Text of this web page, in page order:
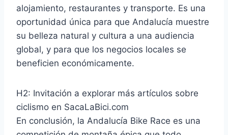
alojamiento, restaurantes y transporte. Es una
oportunidad única para que Andalucía muestre
su belleza natural y cultura a una audiencia
global, y para que los negocios locales se
beneficien económicamente.
H2: Invitación a explorar más artículos sobre
ciclismo en SacaLaBici.com
En conclusión, la Andalucía Bike Race es una